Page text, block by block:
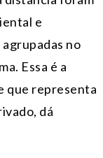
e
no
Essa é a
que representa
dá